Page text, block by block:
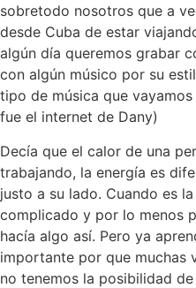
sobretodo nosotros que a
desde Cuba de estar
algún día queremos grabar
con algún músico por su
tipo de música que
fue el internet de Dany)
Decía que el calor de una
trabajando, la energía es
justo a su lado. Cuando es
complicado y por lo menos
hacía algo así. Pero ya
importante por que muchas
no tenemos la posibilidad